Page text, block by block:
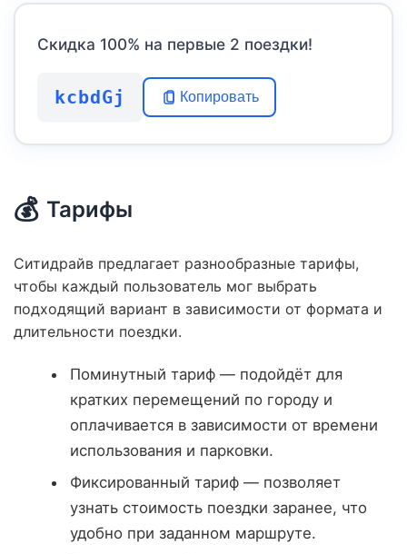
Скидка 100% на первые 2 поездки!
kcbdGj Копировать
💰 Тарифы
Ситидрайв предлагает разнообразные тарифы,
чтобы каждый пользователь мог выбрать
подходящий вариант в зависимости от формата и
длительности поездки.
Поминутный тариф — подойдёт для
кратких перемещений по городу и
оплачивается в зависимости от времени
использования и парковки.
Фиксированный тариф — позволяет
узнать стоимость поездки заранее, что
удобно при заданном маршруте.